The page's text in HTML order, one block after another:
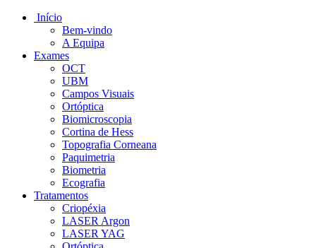
Início
Bem-vindo
A Equipa
Exames
OCT
UBM
Campos Visuais
Ortóptica
Biomicroscopia
Cortina de Hess
Topografia Corneana
Paquimetria
Biometria
Ecografia
Tratamentos
Criopéxia
LASER Argon
LASER YAG